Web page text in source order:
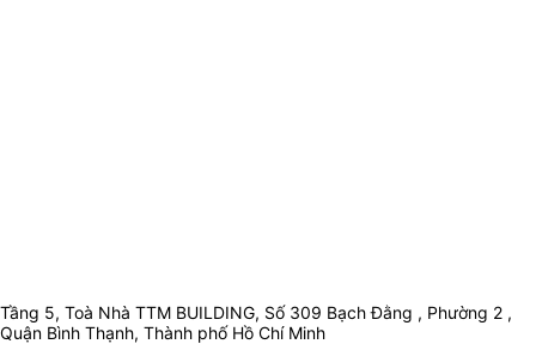
Tầng 5, Toà Nhà TTM BUILDING, Số 309 Bạch Đằng , Phường 2 ,
Quận Bình Thạnh, Thành phố Hồ Chí Minh